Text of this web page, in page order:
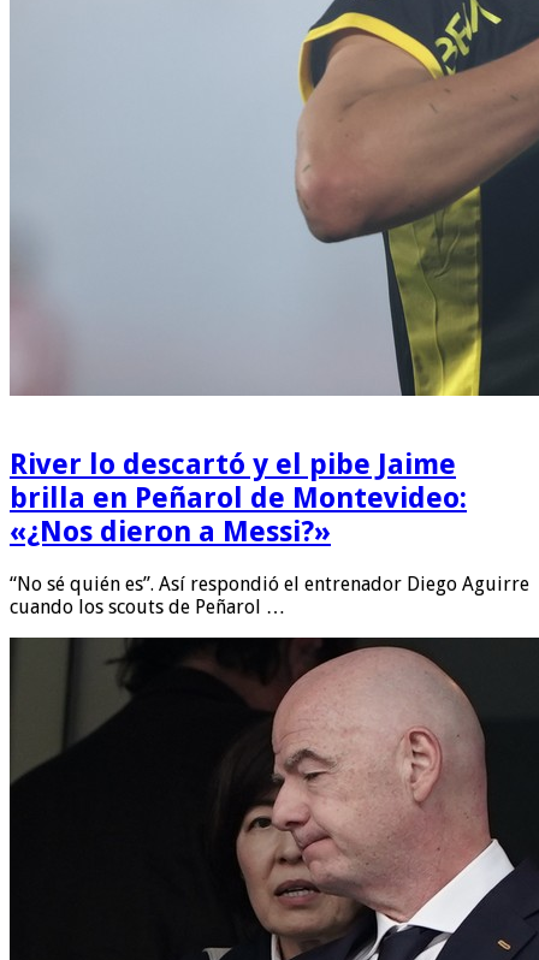
River lo descartó y el pibe Jaime
brilla en Peñarol de Montevideo:
«¿Nos dieron a Messi?»
“No sé quién es”. Así respondió el entrenador Diego Aguirre
cuando los scouts de Peñarol …